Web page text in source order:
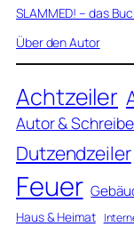
SLAMMED! – das
Über den Autor
Achtzeiler
Autor &
Dutzendzeiler
Feuer
Haus & Heimat